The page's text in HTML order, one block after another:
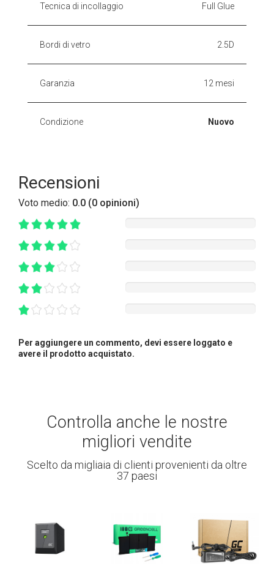
Tecnica di incollaggio Full Glue
Bordi di vetro 2.5D
Garanzia 12 mesi
Condizione Nuovo
Recensioni
Voto medio: 0.0 (0 opinioni)
Per aggiungere un commento, devi essere loggato e
avere il prodotto acquistato.
Controlla anche le nostre
migliori vendite
Scelto da migliaia di clienti provenienti da oltre
37 paesi